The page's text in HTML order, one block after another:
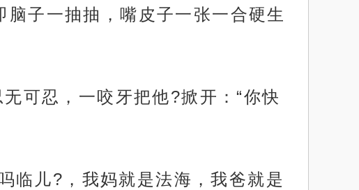
子一抽抽，嘴皮子一张一合硬生
可忍，一咬牙把他?掀开：“你快
临儿?，我妈就是法海，我爸就是